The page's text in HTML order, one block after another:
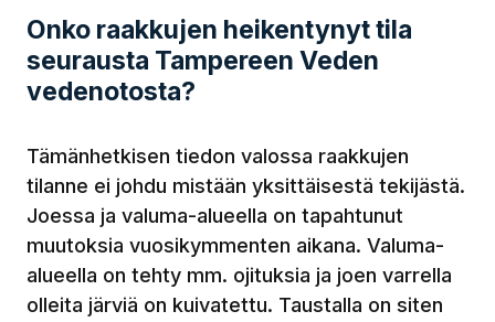
Onko raakkujen heikentynyt tila
seurausta Tampereen Veden
vedenotosta?
Tämänhetkisen tiedon valossa raakkujen
tilanne ei johdu mistään yksittäisestä tekijästä.
Joessa ja valuma-alueella on tapahtunut
muutoksia vuosikymmenten aikana. Valuma-
alueella on tehty mm. ojituksia ja joen varrella
olleita järviä on kuivatettu. Taustalla on siten